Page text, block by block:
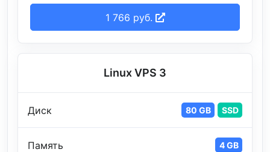
1 766 руб.
Linux VPS 3
Диск 80 GB SSD
Память 4 GB